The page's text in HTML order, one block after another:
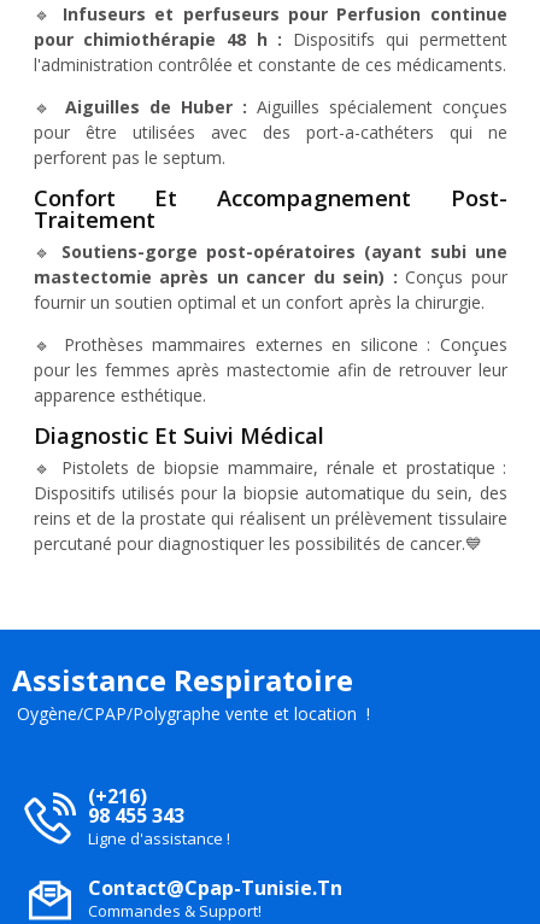
🔹 Infuseurs et perfuseurs pour Perfusion continue
pour chimiothérapie 48 h : Dispositifs qui permettent
l'administration contrôlée et constante de ces médicaments.
🔹 Aiguilles de Huber : Aiguilles spécialement conçues
pour être utilisées avec des port-a-cathéters qui ne
perforent pas le septum.
Confort Et Accompagnement Post-
Traitement
🔹 Soutiens-gorge post-opératoires (ayant subi une
mastectomie après un cancer du sein) : Conçus pour
fournir un soutien optimal et un confort après la chirurgie.
🔹 Prothèses mammaires externes en silicone : Conçues
pour les femmes après mastectomie afin de retrouver leur
apparence esthétique.
Diagnostic Et Suivi Médical
🔹 Pistolets de biopsie mammaire, rénale et prostatique :
Dispositifs utilisés pour la biopsie automatique du sein, des
reins et de la prostate qui réalisent un prélèvement tissulaire
percutané pour diagnostiquer les possibilités de cancer.💙
Assistance Respiratoire
Oygène/CPAP/Polygraphe vente et location !
(+216)
98 455 343
Ligne d'assistance !
Contact@cpap-Tunisie.tn
Commandes & Support!